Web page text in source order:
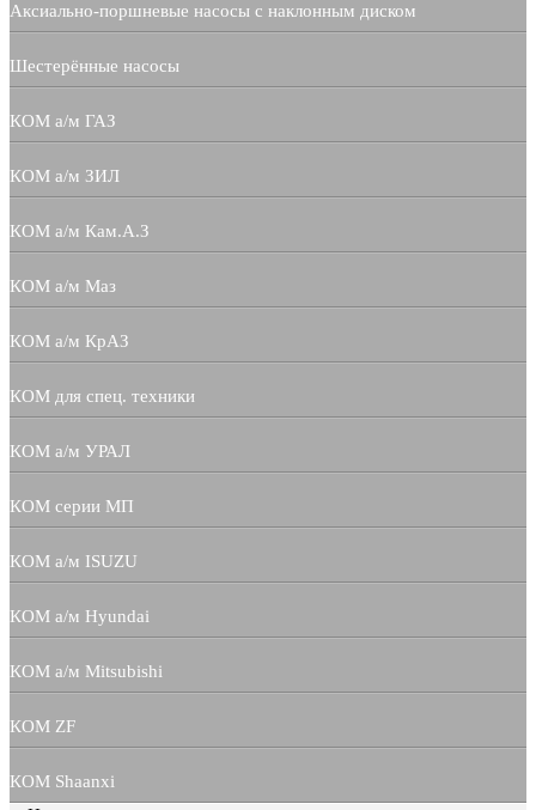
Аксиально-поршневые насосы с наклонным диском
Шестерённые насосы
КОМ а/м ГАЗ
КОМ а/м ЗИЛ
КОМ а/м Кам.А.З
КОМ а/м Маз
КОМ а/м КрАЗ
КОМ для спец. техники
КОМ а/м УРАЛ
КОМ серии МП
КОМ а/м ISUZU
КОМ а/м Hyundai
КОМ а/м Mitsubishi
КОМ ZF
КОМ Shaanxi